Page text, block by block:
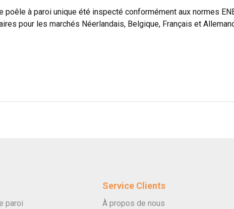
poêle à paroi unique été inspecté conformément aux normes
pour les marchés Néerlandais, Belgique, Français et
paroi
Service Clients
À propos de nous